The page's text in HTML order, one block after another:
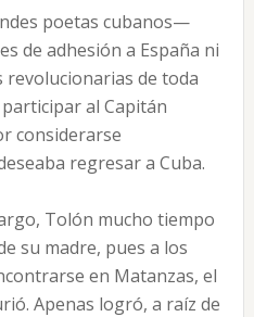
poetas cubanos—
de adhesión a España ni
de toda
al Capitán
considerarse
regresar a Cuba.
Tolón mucho tiempo
su madre, pues a los
en Matanzas, el
Apenas logró, a raíz de